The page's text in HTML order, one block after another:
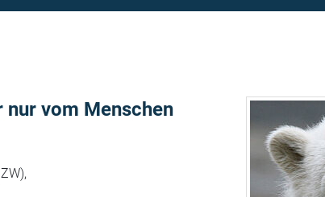
vom Menschen